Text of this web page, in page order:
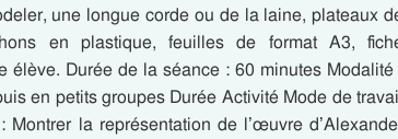
une longue corde ou de la laine, plateaux
en plastique, feuilles de format A3,
élève. Durée de la séance : 60 minutes Modalité
en petits groupes Durée Activité Mode de
la représentation de l’œuvre